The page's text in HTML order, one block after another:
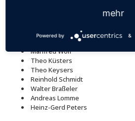
Königsanwärter:
Manfred Wolf
Theo Küsters
Theo Keysers
Reinhold Schmidt
Walter Braßeler
Andreas Lomme
Heinz-Gerd Peters
mehr
Powered by &